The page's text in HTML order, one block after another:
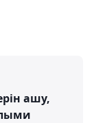
ашу,